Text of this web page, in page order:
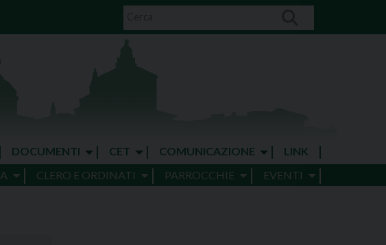
DOCUMENTI CET COMUNICAZIONE
LINK
CLERO E ORDINATI PARROCCHIE EVENTI